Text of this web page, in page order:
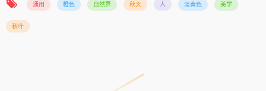
通用 橙色 自然界 秋天 人 淡黄色 美学
秋叶